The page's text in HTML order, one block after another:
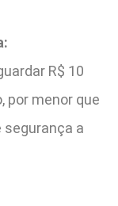
R$ 10
por menor que
segurança a